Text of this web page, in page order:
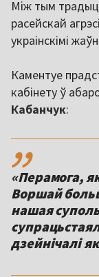
Між тым
расейскай
украінскімі
Каментуе
кабінету ў
Кабанчук:
,,
«Перамога,
Воршай
нашая
дзейнічалі